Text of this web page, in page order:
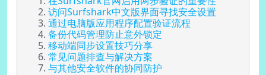
访问Surfshark中文版界面寻找安全设置
通过电脑版应用程序配置验证流程
备份代码管理防止意外锁定
移动端同步设置技巧分享
常见问题排查与解决方案
与其他安全软件的协同防护